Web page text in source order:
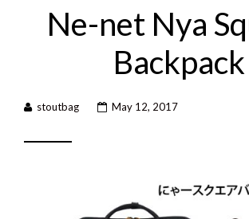
Ne-net Nya
Backpack
stoutbag May 12, 2017